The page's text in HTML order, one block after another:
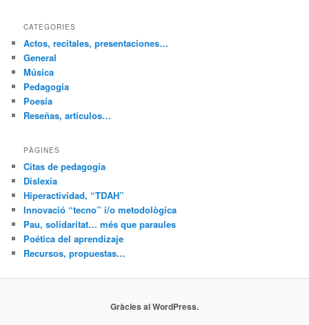
CATEGORIES
Actos, recitales, presentaciones…
General
Música
Pedagogía
Poesía
Reseñas, artículos…
PÀGINES
Citas de pedagogía
Dislexia
Hiperactividad, “TDAH”
Innovació “tecno” i/o metodològica
Pau, solidaritat… més que paraules
Poética del aprendizaje
Recursos, propuestas…
Gràcies al WordPress.